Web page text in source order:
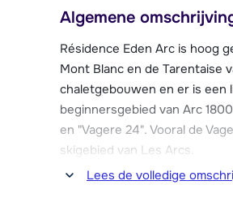
Algemene
Résidence Eden Arc is hoog
Mont Blanc en de Tarentaise
chaletgebouwen en er is een
beginnersgebied van Arc
en "Vagere 24". Vooral de
skigebied van Les Arcs.
Lees de volledige